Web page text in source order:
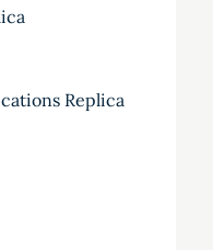
Replica